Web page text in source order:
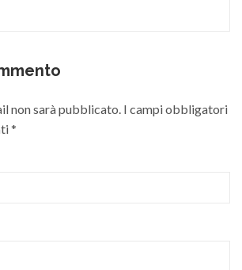
non sarà pubblicato. I campi obbligatori
*